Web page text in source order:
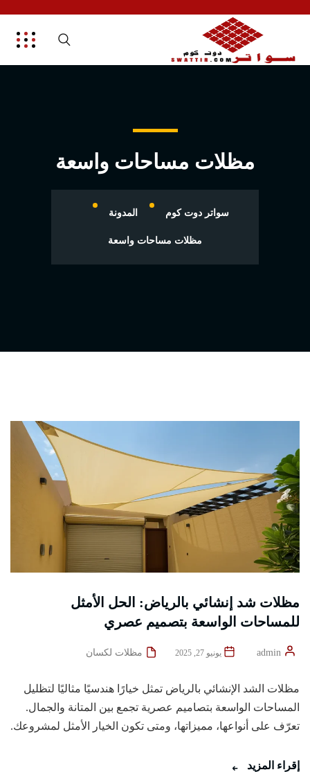
مظلات مساحات واسعة
سواتر دوت كوم المدونة
مظلات مساحات واسعة
مظلات شد إنشائي بالرياض: الحل الأمثل
للمساحات الواسعة بتصميم عصري
يونيو 27, 2025 مظلات لكسان
مظلات الشد الإنشائي بالرياض تمثل خيارًا هندسيًا مثاليًا لتظليل
المساحات الواسعة بتصاميم عصرية تجمع بين المتانة والجمال.
تعرّف على أنواعها، مميزاتها، ومتى تكون الخيار الأمثل لمشروعك.
إقراء المزيد